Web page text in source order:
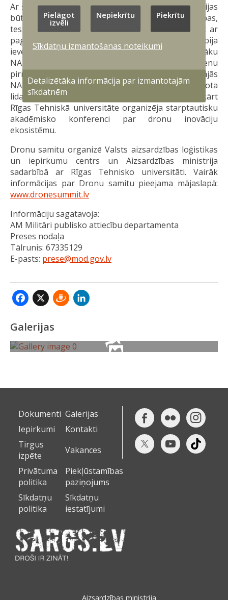
Ar šī foruma mērogu Latvija apliecina savas ambīcijas
būt par nozīmīgu autonomo sistēmu sadarbības,
testēšanas un inovāciju centru reģionā. Salīdzinot ar
pagājušo gadu, šogad samita programma bija
ievērojami paplašināta, kļūstot par daļu no vairāku
NATO un Eiropas līmeņa pasākumu kopuma. Dienu
pirms samita militārajā poligonā “Sēlija” norisinājās
NATO Innovation Range organizētie bezpilota
lidaparātu un pretdarbības sistēmu testi, savukārt
Rīgas Tehniskā universitāte organizēja starptautisku
akadēmisko konferenci par dronu inovāciju
ekosistēmu.
Dronu samitu organizē Valsts aizsardzības loģistikas
un iepirkumu centrs un Aizsardzības ministrija
sadarbībā ar Rīgas Tehnisko universitāti. Vairāk
informācijas par Dronu samitu pieejama mājaslapā:
www.dronesummit.lv
Informāciju sagatavoja:
AM Militāri publisko attiecību departamenta
Preses nodaļa
Tālrunis: 67335129
E-pasts: prese@mod.gov.lv
Facebook
X Draugiem
Galerijas
Dokumenti Galerijas
Iepirkumi
Kontakti
Tirgus
izpēte
Vakances
Privātuma
politika
Piekļūstamības
paziņojums
Sīkdatņu
politika
Sīkdatņu
iestatījumi
Aizsardzības ministrija
Pielāgot
izvēli
Nepiekrītu Piekrītu
Sīkdatņu izmantošanas noteikumi
Detalizētāka informācija par izmantotajām
sīkdatnēm